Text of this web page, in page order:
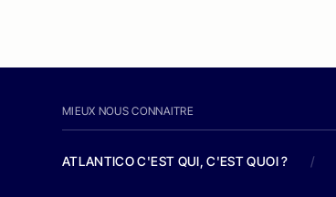
MIEUX NOUS CONNAITRE
ATLANTICO C'EST QUI, C'EST QUOI ? /